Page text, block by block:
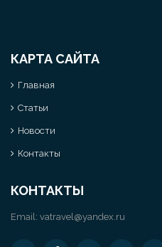
КАРТА САЙТА
Главная
Статьи
Новости
Контакты
КОНТАКТЫ
Email: vatravel@yandex.ru